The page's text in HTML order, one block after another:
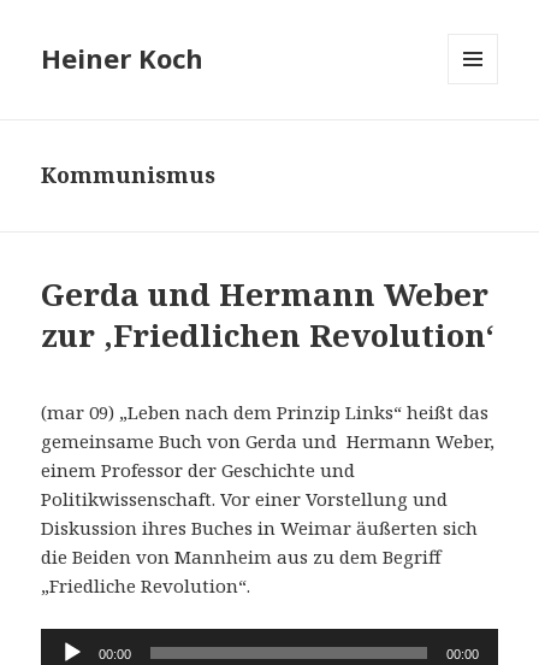
Heiner Koch
Kommunismus
Gerda und Hermann Weber
zur ,Friedlichen Revolution‘
(mar 09) „Leben nach dem Prinzip Links“ heißt das
gemeinsame Buch von Gerda und Hermann Weber,
einem Professor der Geschichte und
Politikwissenschaft. Vor einer Vorstellung und
Diskussion ihres Buches in Weimar äußerten sich
die Beiden von Mannheim aus zu dem Begriff
„Friedliche Revolution“.
Audio-
00:00 00:00